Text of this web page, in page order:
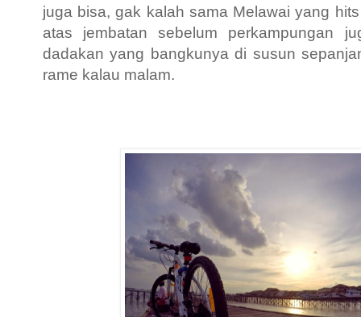
juga bisa, gak kalah sama Melawai yang
atas jembatan sebelum perkampungan
dadakan yang bangkunya di susun
rame kalau malam.